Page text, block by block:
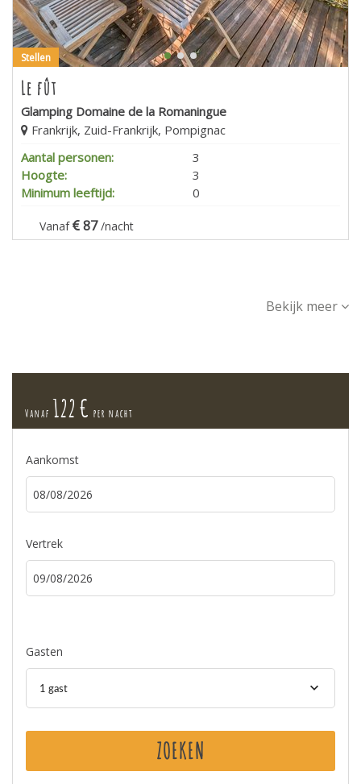
Stellen
Le fût
Glamping Domaine de la Romaningue
Frankrijk, Zuid-Frankrijk, Pompignac
Aantal personen:
3
Hoogte:
3
Minimum leeftijd:
0
Vanaf 87/nacht
Bekijk meer
Vanaf 122 € per nacht
Aankomst
Vertrek
Gasten
1 gast
ZOEKEN